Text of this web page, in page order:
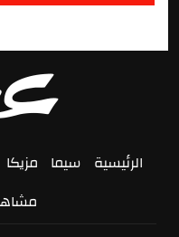
الرئيسية سيما مزيكا